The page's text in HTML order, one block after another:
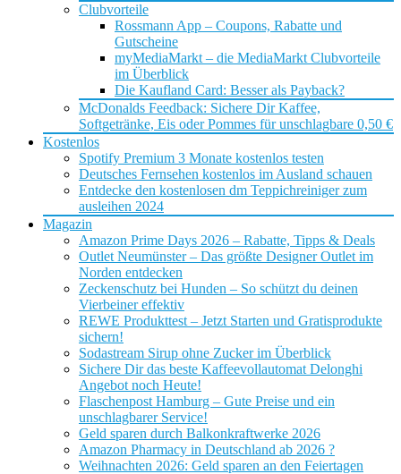
Clubvorteile
Rossmann App – Coupons, Rabatte und
Gutscheine
myMediaMarkt – die MediaMarkt Clubvorteile
im Überblick
Die Kaufland Card: Besser als Payback?
McDonalds Feedback: Sichere Dir Kaffee,
Softgetränke, Eis oder Pommes für unschlagbare 0,50 €
Kostenlos
Spotify Premium 3 Monate kostenlos testen
Deutsches Fernsehen kostenlos im Ausland schauen
Entdecke den kostenlosen dm Teppichreiniger zum
ausleihen 2024
Magazin
Amazon Prime Days 2026 – Rabatte, Tipps & Deals
Outlet Neumünster – Das größte Designer Outlet im
Norden entdecken
Zeckenschutz bei Hunden – So schützt du deinen
Vierbeiner effektiv
REWE Produkttest – Jetzt Starten und Gratisprodukte
sichern!
Sodastream Sirup ohne Zucker im Überblick
Sichere Dir das beste Kaffeevollautomat Delonghi
Angebot noch Heute!
Flaschenpost Hamburg – Gute Preise und ein
unschlagbarer Service!
Geld sparen durch Balkonkraftwerke 2026
Amazon Pharmacy in Deutschland ab 2026 ?
Weihnachten 2026: Geld sparen an den Feiertagen